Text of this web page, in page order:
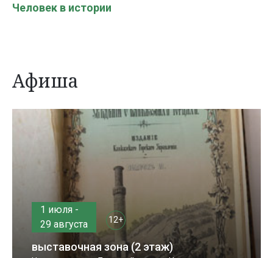
Человек в истории
Афиша
1 июля -
29 августа
12+
выставочная зона (2 этаж)